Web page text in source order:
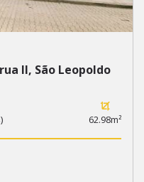
II, São Leopoldo
62.98m²